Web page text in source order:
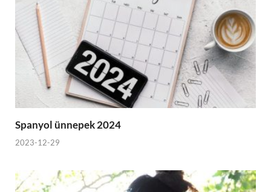
Spanyol ünnepek 2024
2023-12-29